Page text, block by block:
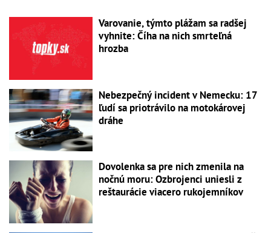
Varovanie, týmto plážam sa radšej
vyhnite: Číha na nich smrteľná
hrozba
Nebezpečný incident v Nemecku: 17
ľudí sa priotrávilo na motokárovej
dráhe
Dovolenka sa pre nich zmenila na
nočnú moru: Ozbrojenci uniesli z
reštaurácie viacero rukojemníkov